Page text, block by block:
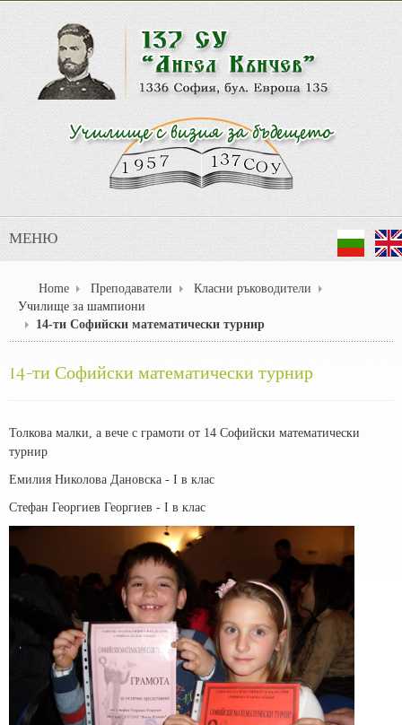
МЕНЮ
Home Преподаватели
Класни ръководители
Училище за шампиони
14-ти Софийски математически турнир
14-ти Софийски математически турнир
Толкова малки, а вече с грамоти от 14 Софийски математически
турнир
Емилия Николова Дановска - I в клас
Стефан Георгиев Георгиев - I в клас